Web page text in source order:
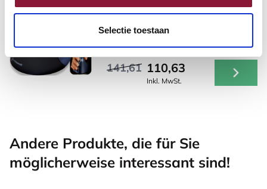
Selectie toestaan
Evoluent 4 vertikale Maus
rechtshändig kabellos
141,61 110,63
Inkl. MwSt.
Andere Produkte, die für Sie
möglicherweise interessant sind!